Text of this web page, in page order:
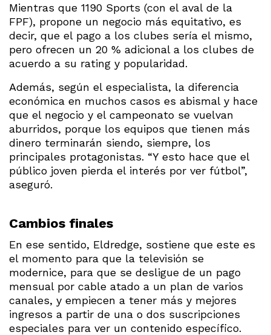
Mientras que 1190 Sports (con el aval de la
FPF), propone un negocio más equitativo, es
decir, que el pago a los clubes sería el mismo,
pero ofrecen un 20 % adicional a los clubes de
acuerdo a su rating y popularidad.
Además, según el especialista, la diferencia
económica en muchos casos es abismal y hace
que el negocio y el campeonato se vuelvan
aburridos, porque los equipos que tienen más
dinero terminarán siendo, siempre, los
principales protagonistas. “Y esto hace que el
público joven pierda el interés por ver fútbol”,
aseguró.
Cambios finales
En ese sentido, Eldredge, sostiene que este es
el momento para que la televisión se
modernice, para que se desligue de un pago
mensual por cable atado a un plan de varios
canales, y empiecen a tener más y mejores
ingresos a partir de una o dos suscripciones
especiales para ver un contenido específico.